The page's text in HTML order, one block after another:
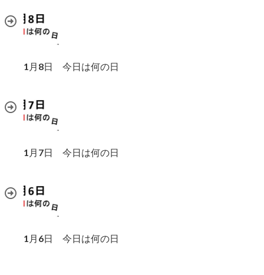
1月8日 今日は何の日
1月7日 今日は何の日
1月6日 今日は何の日